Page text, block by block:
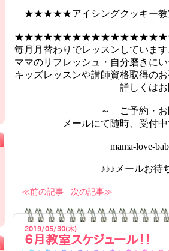
★★★★★アイシングクッキー
毎月月替わりでレッスンしていま
ママのリフレッシュ・自分磨きに
キッズレッスンや講師資格取得の
詳しくはお問合せ
～ ご予約・お問い
メールにて随時、受付中で
mama-love-
♪♪♪メールお待ちして
前の記事 次の記事
2019/05/30(木)
６月教室スケジュール！！